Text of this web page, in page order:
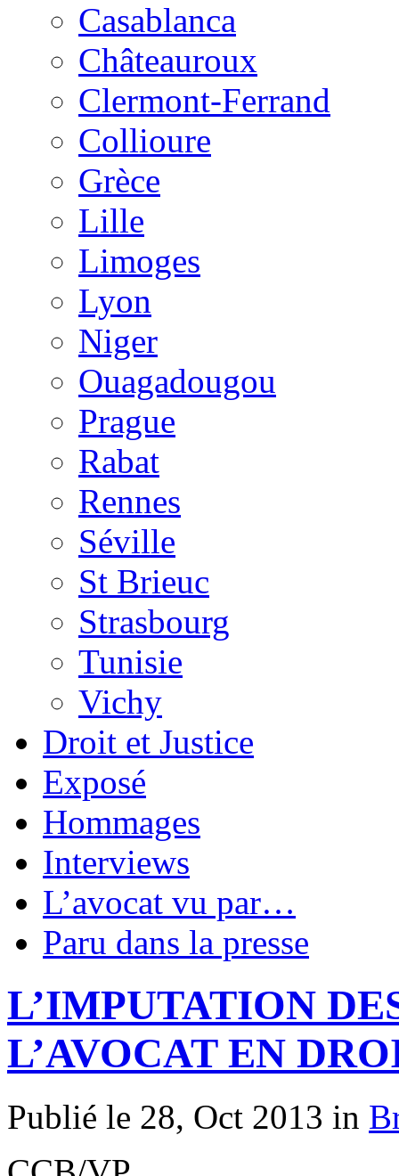
Casablanca
Châteauroux
Clermont-Ferrand
Collioure
Grèce
Lille
Limoges
Lyon
Niger
Ouagadougou
Prague
Rabat
Rennes
Séville
St Brieuc
Strasbourg
Tunisie
Vichy
Droit et Justice
Exposé
Hommages
Interviews
L’avocat vu par…
Paru dans la presse
L’IMPUTATION
L’AVOCAT EN
Publié le 28, Oct 2013 in